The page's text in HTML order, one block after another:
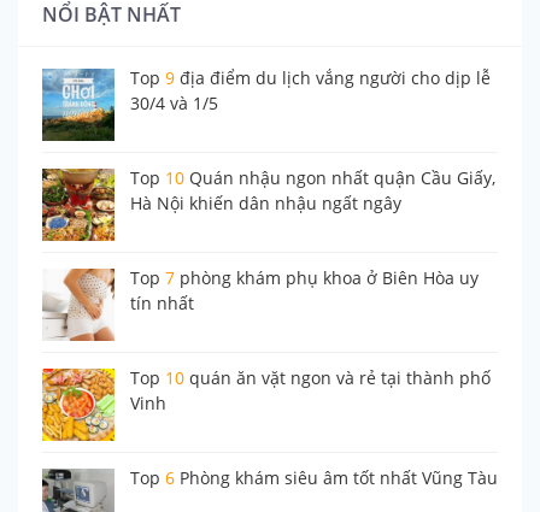
NỔI BẬT NHẤT
Top 9 địa điểm du lịch vắng người cho dịp lễ
30/4 và 1/5
Top 10 Quán nhậu ngon nhất quận Cầu Giấy,
Hà Nội khiến dân nhậu ngất ngây
Top 7 phòng khám phụ khoa ở Biên Hòa uy
tín nhất
Top 10 quán ăn vặt ngon và rẻ tại thành phố
Vinh
Top 6 Phòng khám siêu âm tốt nhất Vũng Tàu